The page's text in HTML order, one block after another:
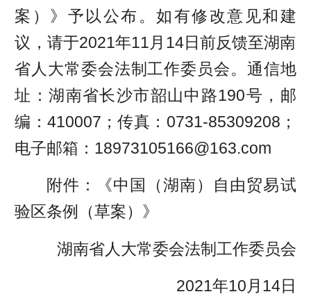
案）》予以公布。如有修改意见和建
议，请于2021年11月14日前反馈至湖南
省人大常委会法制工作委员会。通信地
址：湖南省长沙市韶山中路190号，邮
编：410007；传真：0731-85309208；
电子邮箱：18973105166@163.com
附件：《中国（湖南）自由贸易试
验区条例（草案）》
湖南省人大常委会法制工作委员会
2021年10月14日